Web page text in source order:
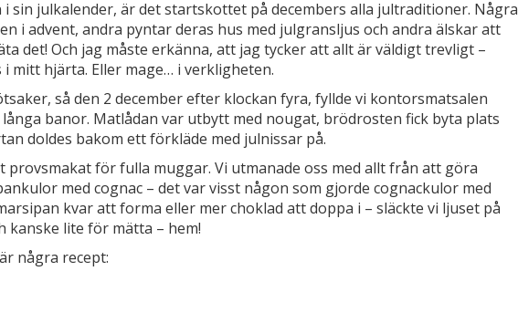
sin julkalender, är det startskottet på decembers alla jultraditioner. Några
i advent, andra pyntar deras hus med julgransljus och andra älskar att
det! Och jag måste erkänna, att jag tycker att allt är väldigt trevligt –
mitt hjärta. Eller mage… i verkligheten.
så den 2 december efter klockan fyra, fyllde vi kontorsmatsalen
banor. Matlådan var utbytt med nougat, brödrosten fick byta plats
doldes bakom ett förkläde med julnissar på.
provsmakat för fulla muggar. Vi utmanade oss med allt från att göra
med cognac – det var visst någon som gjorde cognackulor med
kvar att forma eller mer choklad att doppa i – släckte vi ljuset på
kanske lite för mätta – hem!
några recept: